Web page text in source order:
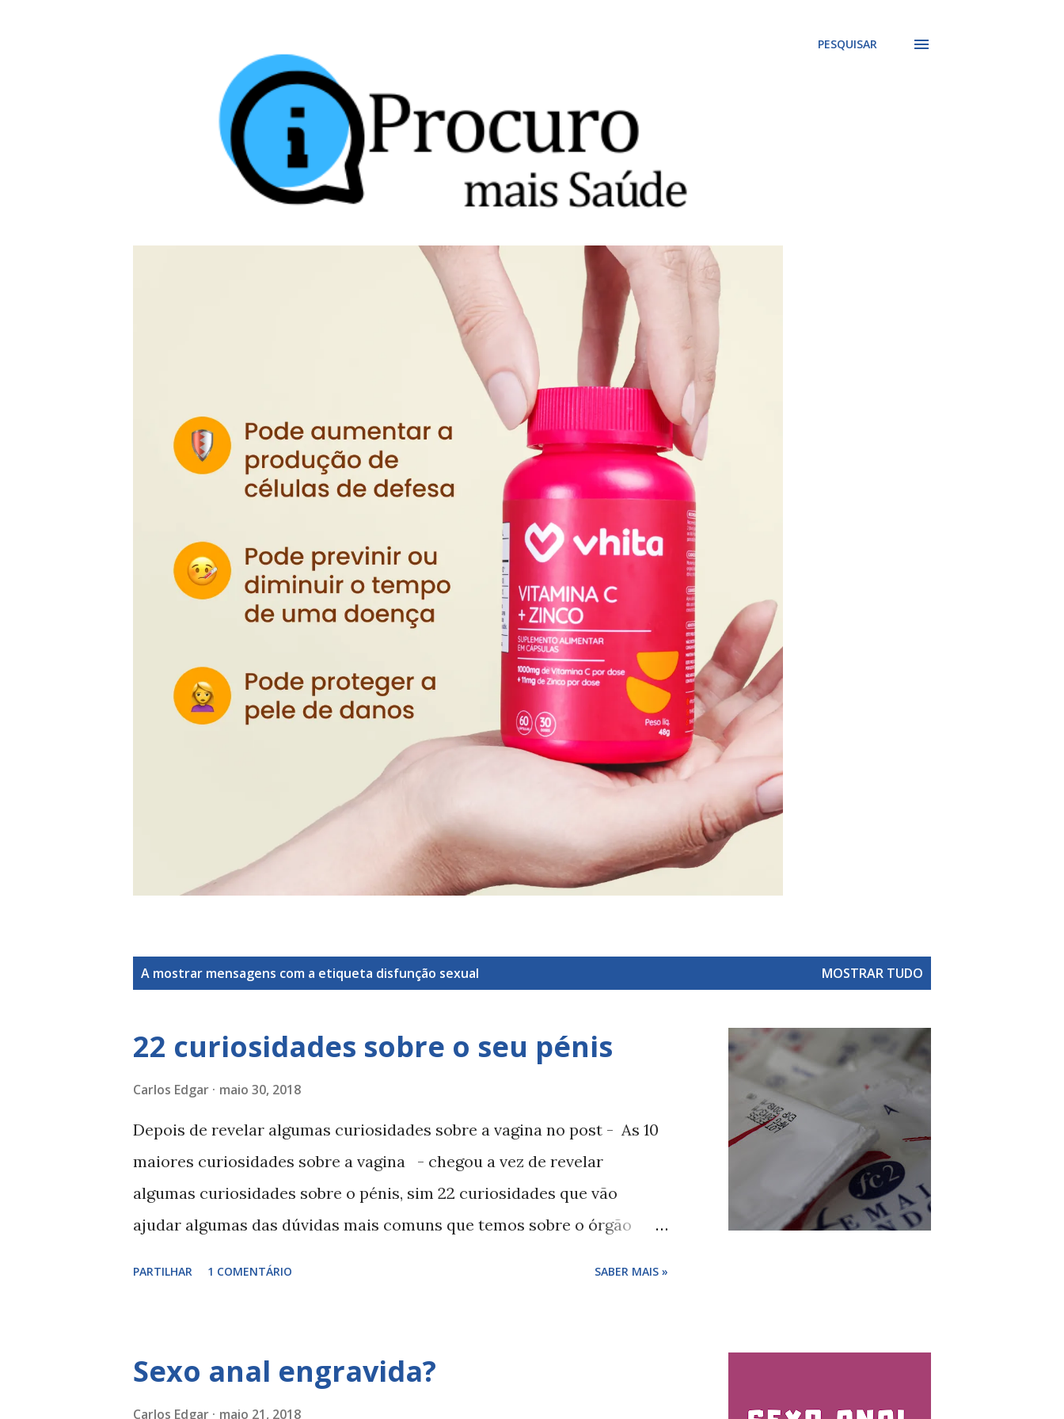
PESQUISAR
A mostrar mensagens com a etiqueta disfunção sexual MOSTRAR TUDO
22 curiosidades sobre o seu pénis
Carlos Edgar maio 30, 2018
Depois de revelar algumas curiosidades sobre a vagina no post - As 10
maiores curiosidades sobre a vagina - chegou a vez de revelar
algumas curiosidades sobre o pénis, sim 22 curiosidades que vão
ajudar algumas das dúvidas mais comuns que temos sobre o órgão
recém-nascido? O pénis do recém-nascido mede em média 3,5 cm. 3 -
O homem negro tem o pénis maior que o homem branco? Sim, em
PARTILHAR 1 COMENTÁRIO SABER MAIS »
Sexo anal engravida?
Carlos Edgar maio 21, 2018